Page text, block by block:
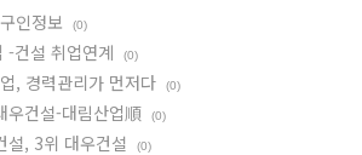
인정보
(0)
-건설 취업연계 (0)
, 경력관리가 먼저다 (0)
건설-대림산업順 (0)
, 3위 대우건설 (0)